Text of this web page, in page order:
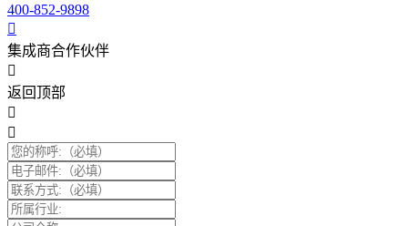
400-852-9898
集成商合作伙伴
返回顶部